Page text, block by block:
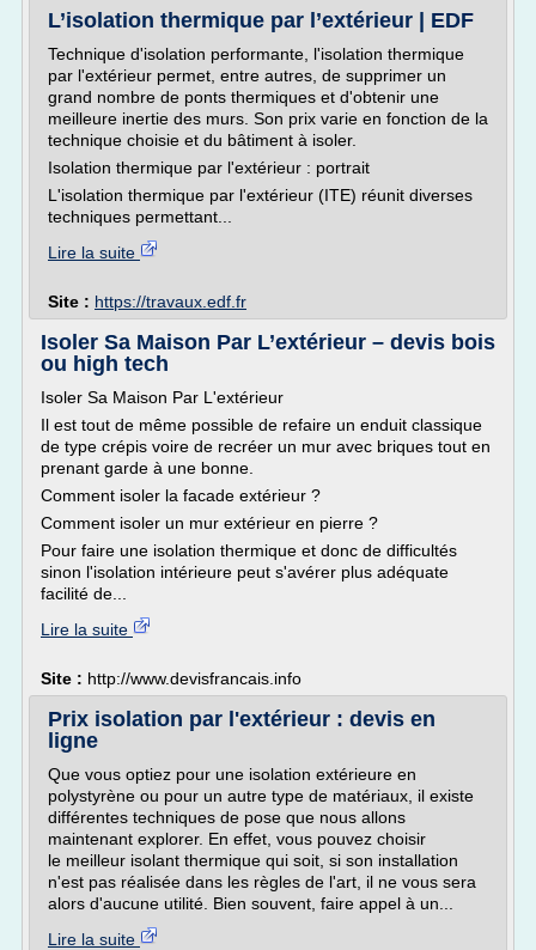
L’isolation thermique par l’extérieur | EDF
Technique d'isolation performante, l'isolation thermique
par l'extérieur permet, entre autres, de supprimer un
grand nombre de ponts thermiques et d'obtenir une
meilleure inertie des murs. Son prix varie en fonction de la
technique choisie et du bâtiment à isoler.
Isolation thermique par l'extérieur : portrait
L'isolation thermique par l'extérieur (ITE) réunit diverses
techniques permettant...
Lire la suite
Site : https://travaux.edf.fr
Isoler Sa Maison Par L’extérieur – devis bois
ou high tech
Isoler Sa Maison Par L'extérieur
Il est tout de même possible de refaire un enduit classique
de type crépis voire de recréer un mur avec briques tout en
prenant garde à une bonne.
Comment isoler la facade extérieur ?
Comment isoler un mur extérieur en pierre ?
Pour faire une isolation thermique et donc de difficultés
sinon l'isolation intérieure peut s'avérer plus adéquate
facilité de...
Lire la suite
Site : http://www.devisfrancais.info
Prix isolation par l'extérieur : devis en
ligne
Que vous optiez pour une isolation extérieure en
polystyrène ou pour un autre type de matériaux, il existe
différentes techniques de pose que nous allons
maintenant explorer. En effet, vous pouvez choisir
le meilleur isolant thermique qui soit, si son installation
n'est pas réalisée dans les règles de l'art, il ne vous sera
alors d'aucune utilité. Bien souvent, faire appel à un...
Lire la suite